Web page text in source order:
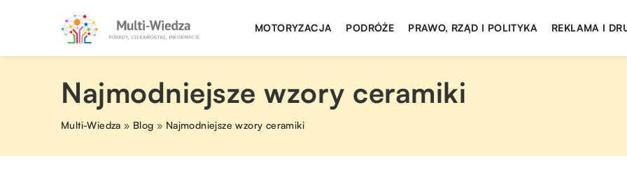
MOTORYZACJA PODRÓŻE PRAWO, RZĄD I POLITYKA REKLAMA I
Najmodniejsze wzory ceramiki
Multi-Wiedza » Blog » Najmodniejsze wzory ceramiki